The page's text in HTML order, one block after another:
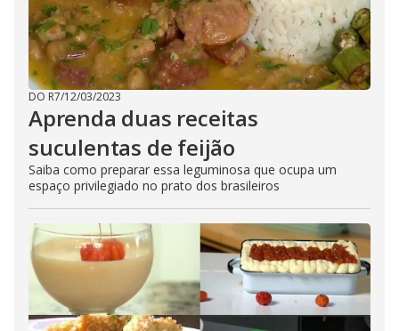
DO R7/12/03/2023
Aprenda duas receitas
suculentas de feijão
Saiba como preparar essa leguminosa que ocupa um
espaço privilegiado no prato dos brasileiros